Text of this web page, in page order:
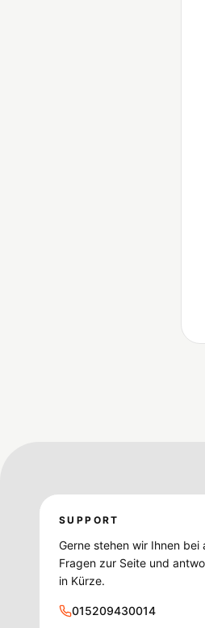
SUPPORT
Gerne stehen wir Ihnen bei
Fragen zur Seite und
in Kürze.
015209430014